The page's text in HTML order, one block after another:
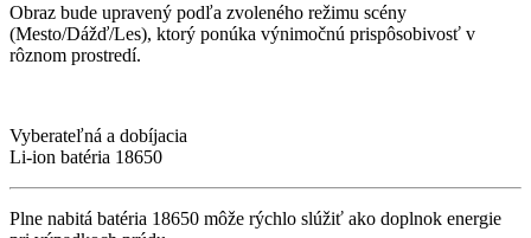
Obraz bude upravený podľa zvoleného režimu scény
(Mesto/Dážď/Les), ktorý ponúka výnimočnú prispôsobivosť v
rôznom prostredí.
Vyberateľná a dobíjacia
Li-ion batéria 18650
Plne nabitá batéria 18650 môže rýchlo slúžiť ako doplnok energie